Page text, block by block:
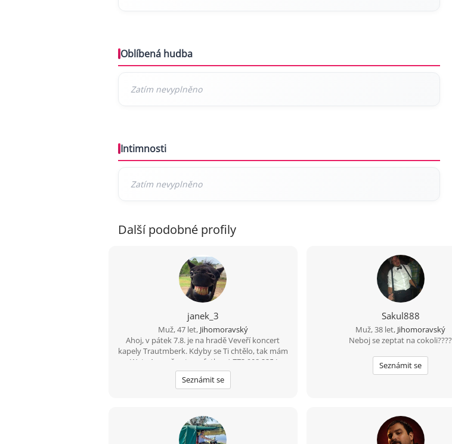
Oblíbená hudba
Intimnosti
Další podobné profily
janek_3
Muž, 47 let, Jihomoravský
Ahoj, v pátek 7.8. je na hradě Veveří koncert
kapely Trautmberk. Kdyby se Ti chtělo, tak mám
na Wats Appu čerstvou fotku :-) 773 908 225 Jan
Seznámit se
Sakul888
Muž, 38 let, Jihomoravský
Neboj se zeptat na cokoli????
Seznámit se